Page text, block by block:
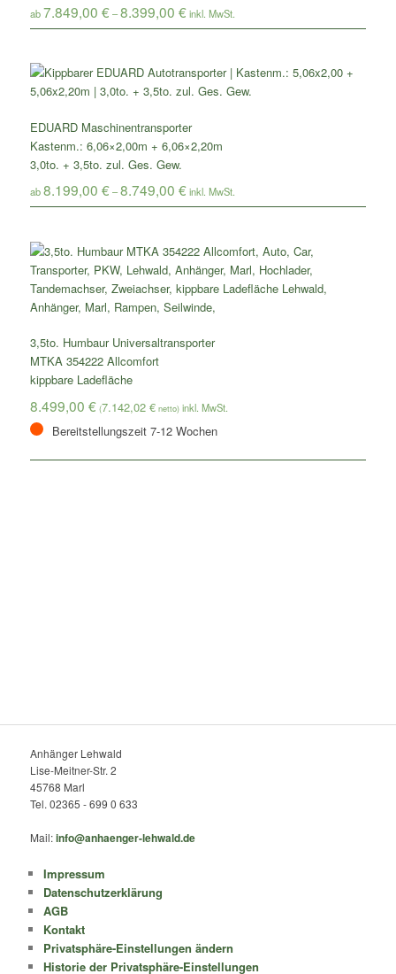
ab7.849,00€–8.399,00€
EDUARD Maschinentransporter
Kastenm.: 6,06×2,00m + 6,06×2,20m
3,0to. + 3,5to. zul. Ges. Gew.
ab8.199,00€–8.749,00€
3,5to. Humbaur Universaltransporter
MTKA 354222 Allcomfort
kippbare Ladefläche
8.499,00€ (7.142,02€ netto)
Bereitstellungszeit 7-12 Wochen
Anhänger Lehwald
Lise-Meitner-Str. 2
45768 Marl
Tel. 02365 - 699 0 633
Mail:info@anhaenger-lehwald.de
Impressum
Datenschutzerklärung
AGB
Kontakt
Privatsphäre-Einstellungen ändern
Historie der Privatsphäre-Einstellungen